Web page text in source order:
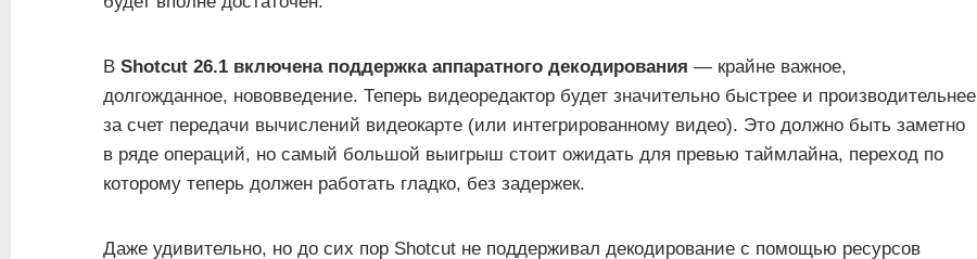
В Shotcut 26.1 включена поддержка аппаратного декодирования — крайне важное,
долгожданное, нововведение. Теперь видеоредактор будет значительно быстрее и производительнее
за счет передачи вычислений видеокарте (или интегрированному видео). Это должно быть заметно
в ряде операций, но самый большой выигрыш стоит ожидать для превью таймлайна, переход по
которому теперь должен работать гладко, без задержек.
Даже удивительно, но до сих пор Shotcut не поддерживал декодирование с помощью ресурсов